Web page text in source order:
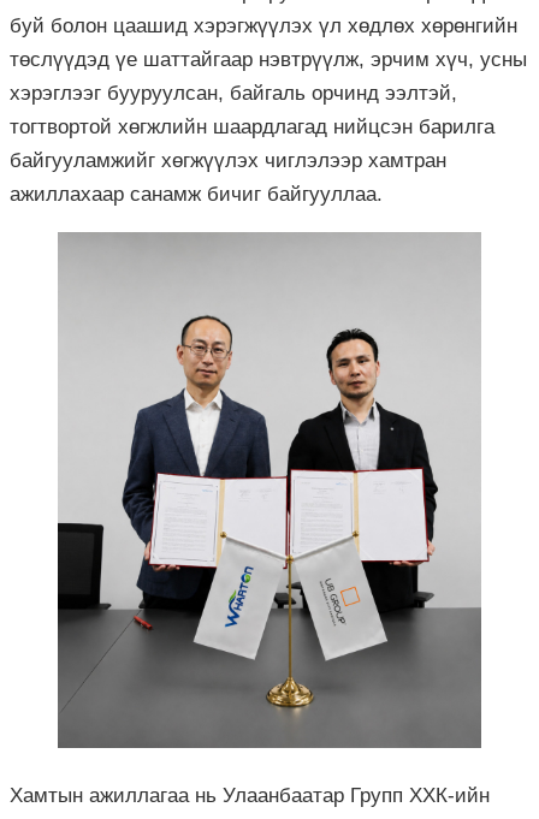
буй болон цаашид хэрэгжүүлэх үл хөдлөх хөрөнгийн
төслүүдэд үе шаттайгаар нэвтрүүлж, эрчим хүч, усны
хэрэглээг бууруулсан, байгаль орчинд ээлтэй,
тогтвортой хөгжлийн шаардлагад нийцсэн барилга
байгууламжийг хөгжүүлэх чиглэлээр хамтран
ажиллахаар санамж бичиг байгууллаа.
Хамтын ажиллагаа нь Улаанбаатар Групп ХХК-ийн